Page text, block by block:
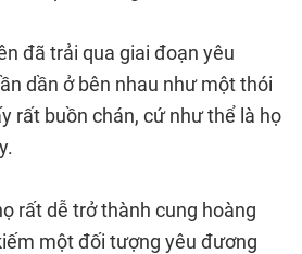
đã trải qua giai đoạn yêu
dần ở bên nhau như một thói
rất buồn chán, cứ như thể là họ
rất dễ trở thành cung hoàng
một đối tượng yêu đương